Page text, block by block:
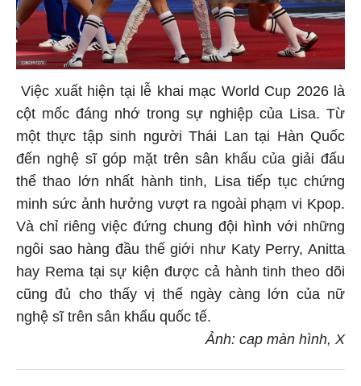
Việc xuất hiện tại lễ khai mạc World Cup 2026 là
cột mốc đáng nhớ trong sự nghiệp của Lisa. Từ
một thực tập sinh người Thái Lan tại Hàn Quốc
đến nghệ sĩ góp mặt trên sân khấu của giải đấu
thể thao lớn nhất hành tinh, Lisa tiếp tục chứng
minh sức ảnh hưởng vượt ra ngoài phạm vi Kpop.
Và chỉ riêng việc đứng chung đội hình với những
ngôi sao hàng đầu thế giới như Katy Perry, Anitta
hay Rema tại sự kiện được cả hành tinh theo dõi
cũng đủ cho thấy vị thế ngày càng lớn của nữ
nghệ sĩ trên sân khấu quốc tế.
Ảnh: cap màn hình, X